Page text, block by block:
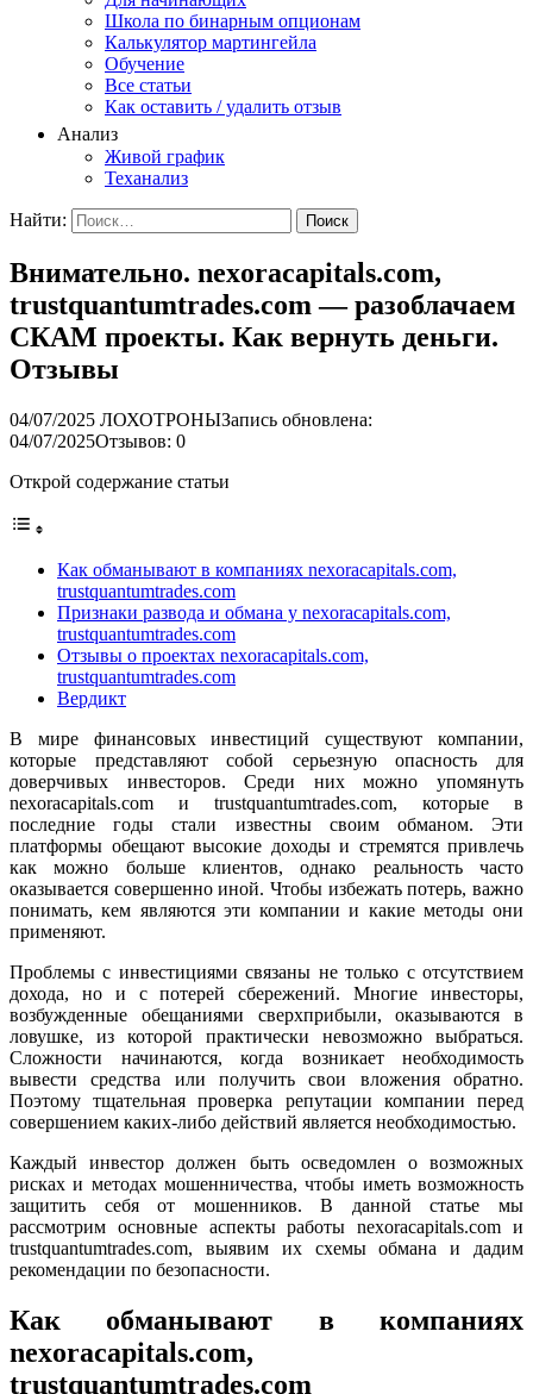
Школа по бинарным опционам
Калькулятор мартингейла
Обучение
Все статьи
Как оставить / удалить отзыв
Анализ
Живой график
Теханализ
Найти:
Внимательно. nexoracapitals.com,
trustquantumtrades.com — разоблачаем
СКАМ проекты. Как вернуть деньги.
Отзывы
04/07/2025 ЛОХОТРОНЫЗапись обновлена:
04/07/2025Отзывов: 0
Открой содержание статьи
Как обманывают в компаниях nexoracapitals.com,
trustquantumtrades.com
Признаки развода и обмана у nexoracapitals.com,
trustquantumtrades.com
Отзывы о проектах nexoracapitals.com,
trustquantumtrades.com
Вердикт
В мире финансовых инвестиций существуют компании,
которые представляют собой серьезную опасность для
доверчивых инвесторов. Среди них можно упомянуть
nexoracapitals.com и trustquantumtrades.com, которые в
последние годы стали известны своим обманом. Эти
платформы обещают высокие доходы и стремятся привлечь
как можно больше клиентов, однако реальность часто
оказывается совершенно иной. Чтобы избежать потерь, важно
понимать, кем являются эти компании и какие методы они
применяют.
Проблемы с инвестициями связаны не только с отсутствием
дохода, но и с потерей сбережений. Многие инвесторы,
возбужденные обещаниями сверхприбыли, оказываются в
ловушке, из которой практически невозможно выбраться.
Сложности начинаются, когда возникает необходимость
вывести средства или получить свои вложения обратно.
Поэтому тщательная проверка репутации компании перед
совершением каких-либо действий является необходимостью.
Каждый инвестор должен быть осведомлен о возможных
рисках и методах мошенничества, чтобы иметь возможность
защитить себя от мошенников. В данной статье мы
рассмотрим основные аспекты работы nexoracapitals.com и
trustquantumtrades.com, выявим их схемы обмана и дадим
рекомендации по безопасности.
Как обманывают в компаниях
nexoracapitals.com,
trustquantumtrades.com